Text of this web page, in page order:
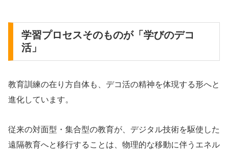
学習プロセスそのものが「学びのデコ
活」
教育訓練の在り方自体も、デコ活の精神を体現する形へと
進化しています。
従来の対面型・集合型の教育が、デジタル技術を駆使した
遠隔教育へと移行することは、物理的な移動に伴うエネル